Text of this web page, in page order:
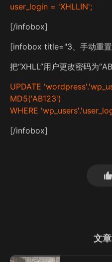
user_login = 'XHLLIN';
[/infobox]
[infobox title="3、手动重
把“XHLL”用户更改密码为
UPDATE
MD5('AB123')
WHERE
[/infobox]
文